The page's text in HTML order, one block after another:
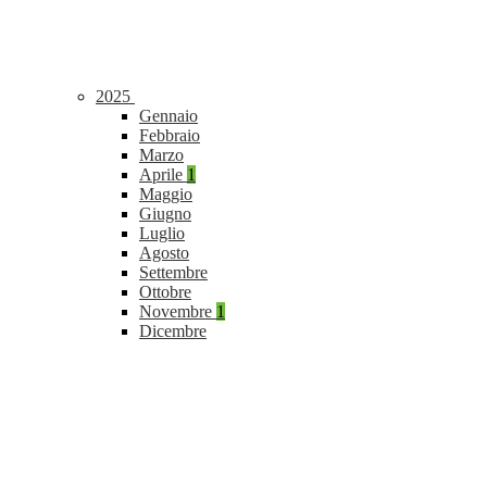
2025
Gennaio
Febbraio
Marzo
Aprile 1
Maggio
Giugno
Luglio
Agosto
Settembre
Ottobre
Novembre 1
Dicembre